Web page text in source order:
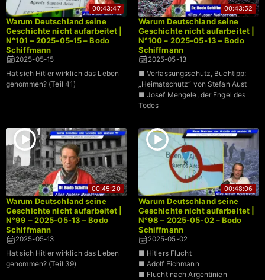
00:43:47
Warum Deutschland seine
Geschichte nicht aufarbeitet |
N°101 – 2025-05-15 – Bodo
Schiffmann
2025-05-15
Hat sich Hitler wirklich das Leben
genommen? (Teil 41)
00:43:52
Warum Deutschland seine
Geschichte nicht aufarbeitet |
N°100 – 2025-05-13 – Bodo
Schiffmann
2025-05-13
■ Verfassungsschutz, Buchtipp:
„Heimatschutz“ von Stefan Aust
■ Josef Mengele, der Engel des
Todes
00:45:20
Warum Deutschland seine
Geschichte nicht aufarbeitet |
N°99 – 2025-05-13 – Bodo
Schiffmann
2025-05-13
Hat sich Hitler wirklich das Leben
genommen? (Teil 39)
00:48:06
Warum Deutschland seine
Geschichte nicht aufarbeitet |
N°98 – 2025-05-02 – Bodo
Schiffmann
2025-05-02
■ Hitlers Flucht
■ Adolf Eichmann
■ Flucht nach Argentinien